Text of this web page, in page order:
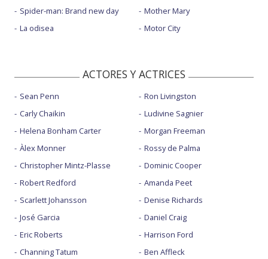
Spider-man: Brand new day
La odisea
Mother Mary
Motor City
ACTORES Y ACTRICES
Sean Penn
Carly Chaikin
Helena Bonham Carter
Àlex Monner
Christopher Mintz-Plasse
Robert Redford
Scarlett Johansson
José Garcia
Eric Roberts
Channing Tatum
Ron Livingston
Ludivine Sagnier
Morgan Freeman
Rossy de Palma
Dominic Cooper
Amanda Peet
Denise Richards
Daniel Craig
Harrison Ford
Ben Affleck